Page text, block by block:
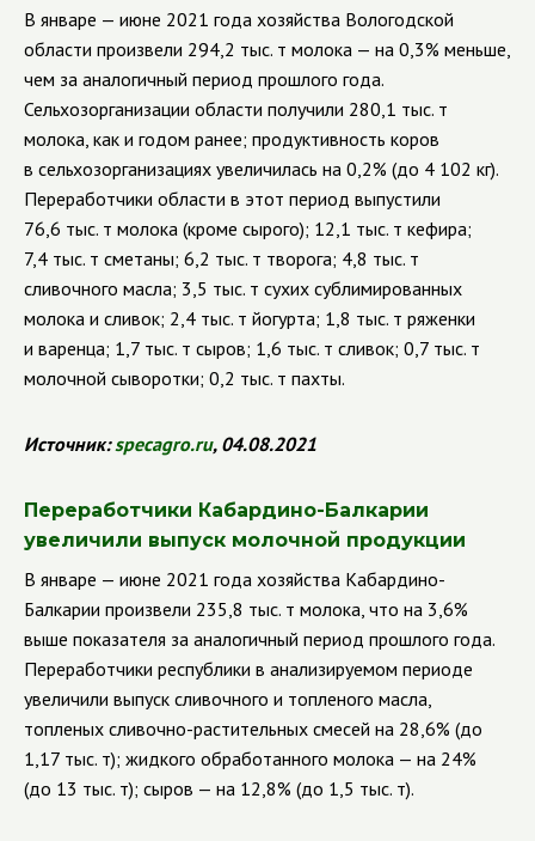
В январе — июне 2021 года хозяйства Вологодской
области произвели 294,2 тыс. т молока — на 0,3% меньше,
чем за аналогичный период прошлого года.
Сельхозорганизации области получили 280,1 тыс. т
молока, как и годом ранее; продуктивность коров
в сельхозорганизациях увеличилась на 0,2% (до 4 102 кг).
Переработчики области в этот период выпустили
76,6 тыс. т молока (кроме сырого); 12,1 тыс. т кефира;
7,4 тыс. т сметаны; 6,2 тыс. т творога; 4,8 тыс. т
сливочного масла; 3,5 тыс. т сухих сублимированных
молока и сливок; 2,4 тыс. т йогурта; 1,8 тыс. т ряженки
и варенца; 1,7 тыс. т сыров; 1,6 тыс. т сливок; 0,7 тыс. т
молочной сыворотки; 0,2 тыс. т пахты.
Источник:specagro.ru, 04.08.2021
Переработчики Кабардино-Балкарии
увеличили выпуск молочной продукции
В январе — июне 2021 года хозяйства Кабардино-
Балкарии произвели 235,8 тыс. т молока, что на 3,6%
выше показателя за аналогичный период прошлого года.
Переработчики республики в анализируемом периоде
увеличили выпуск сливочного и топленого масла,
топленых сливочно-растительных смесей на 28,6% (до
1,17 тыс. т); жидкого обработанного молока — на 24%
(до 13 тыс. т); сыров — на 12,8% (до 1,5 тыс. т).